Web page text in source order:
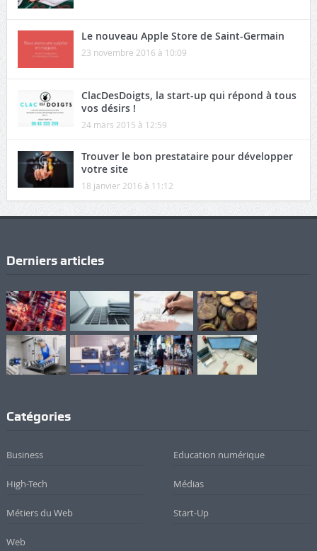
Le nouveau Apple Store de Saint-Germain
23 novembre 2016 à 10:09
ClacDesDoigts, la start-up qui répond à tous
vos désirs !
24 mars 2015 à 12:59
Trouver le bon prestataire pour développer
votre site
18 janvier 2016 à 11:12
Derniers articles
Catégories
Business Education numérique
High-Tech Médias
Métiers du Web Start-Up
Web